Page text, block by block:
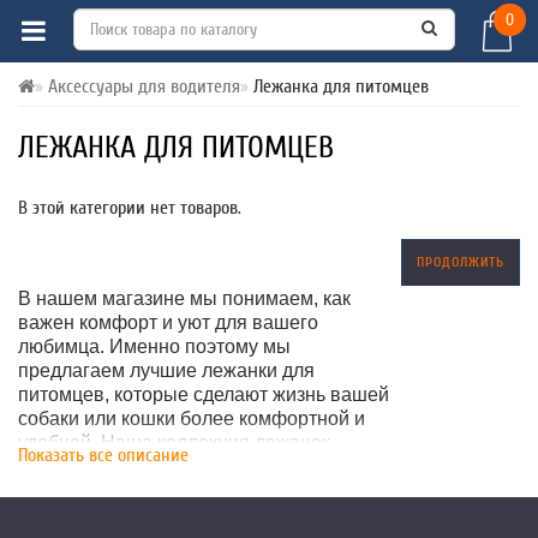
0
Аксессуары для водителя Лежанка для питомцев
ЛЕЖАНКА ДЛЯ ПИТОМЦЕВ
В этой категории нет товаров.
ПРОДОЛЖИТЬ
В нашем магазине мы понимаем, как
важен комфорт и уют для вашего
любимца. Именно поэтому мы
предлагаем лучшие лежанки для
питомцев, которые сделают жизнь вашей
собаки или кошки более комфортной и
удобной. Наша коллекция лежанок
включает различные стили и дизайны, в
Показать все описание